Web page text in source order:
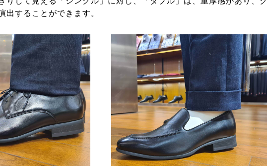
出することができます。